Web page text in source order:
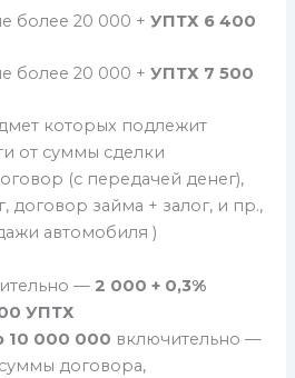
более 20 000 +УПТХ 6 400
более 20 000 +УПТХ 7 500
которых подлежит
от суммы сделки
(c передачей денег),
договор займа + залог, и пр.,
автомобиля )
— 2 000 + 0,3%
УПТХ
10 000 000 включительно —
договора,